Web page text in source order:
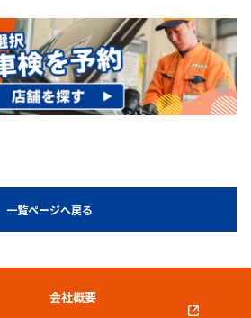
一覧ページへ戻る
会社概要